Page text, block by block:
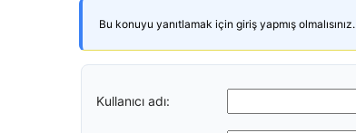
Bu konuyu yanıtlamak için giriş yapmış olmalısınız.
Kullanıcı adı: